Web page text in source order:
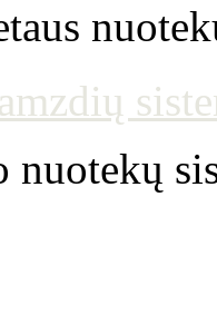
nuotekų